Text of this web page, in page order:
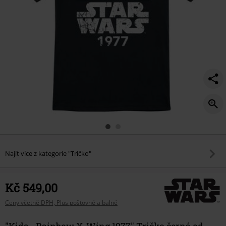
Najít více z kategorie "Tričko"
Kč 549,00
Ceny včetně DPH, Plus poštovné a balné